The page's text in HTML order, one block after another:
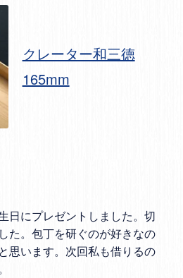
クレーター和三徳
165mm
日にプレゼントしました。切
た。包丁を研ぐのが好きなの
思います。次回私も借りるの